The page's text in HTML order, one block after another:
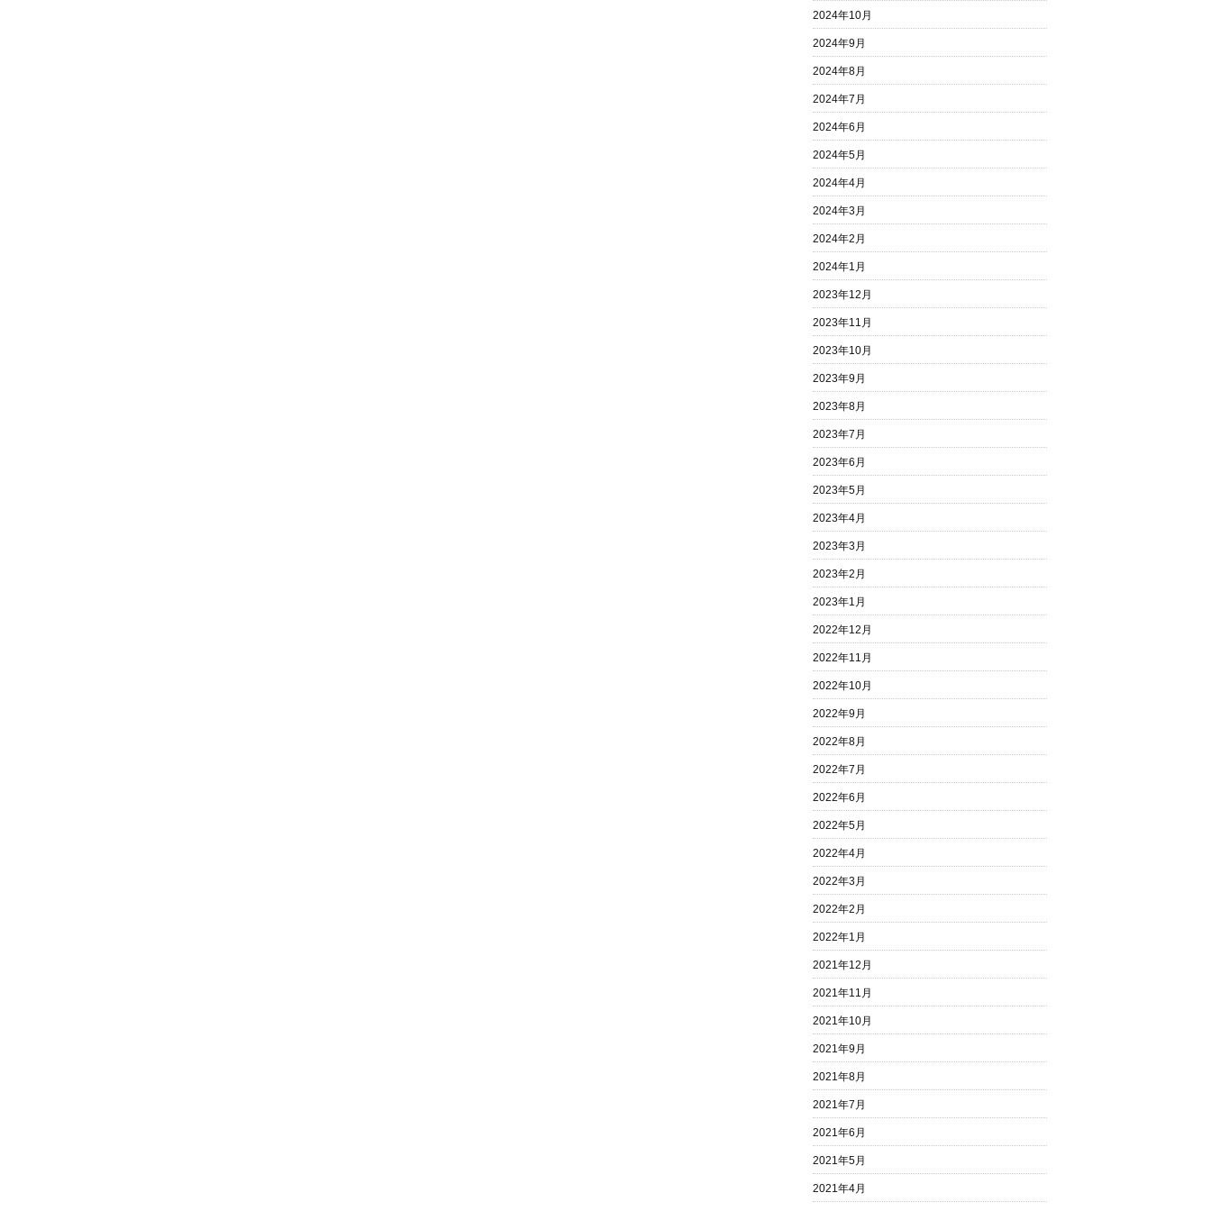
2024年10月
2024年9月
2024年8月
2024年7月
2024年6月
2024年5月
2024年4月
2024年3月
2024年2月
2024年1月
2023年12月
2023年11月
2023年10月
2023年9月
2023年8月
2023年7月
2023年6月
2023年5月
2023年4月
2023年3月
2023年2月
2023年1月
2022年12月
2022年11月
2022年10月
2022年9月
2022年8月
2022年7月
2022年6月
2022年5月
2022年4月
2022年3月
2022年2月
2022年1月
2021年12月
2021年11月
2021年10月
2021年9月
2021年8月
2021年7月
2021年6月
2021年5月
2021年4月